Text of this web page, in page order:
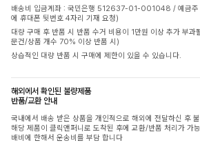
배송비 입금계좌 : 국민은행 512637-01-001048 / 예금주
에 휴대폰 뒷번호 4자리 기재 요청)
대량 구매 후 반품 시 반품 수거 비용이 1만원 이상 추가 부
문건/상품 개수 70% 이상 반품 시)
상습적인 대량 반품 시 구매에 제한이 있을 수 있습니다.
해외에서 확인된 불량제품
반품/교환 안내
국내에서 배송 받은 상품을 개인적으로 해외에 전달하신 후
해당 제품이 클릭앤퍼니로 도착된 후에 교환/반품 처리가 가
배비에 한해서 운송비를 부담 합니다